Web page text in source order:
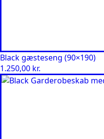
Black gæsteseng (90×190)
1.250,00 kr.